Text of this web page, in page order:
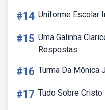
#14 Uniforme Escolar
#15 Uma Galinha
Respostas
#16 Turma Da Mônica
#17 Tudo Sobre Cristo